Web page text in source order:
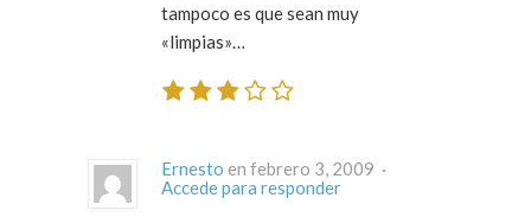
tampoco es que sean muy
«limpias»…
Ernesto
en febrero 3, 2009 ·
Accede para responder